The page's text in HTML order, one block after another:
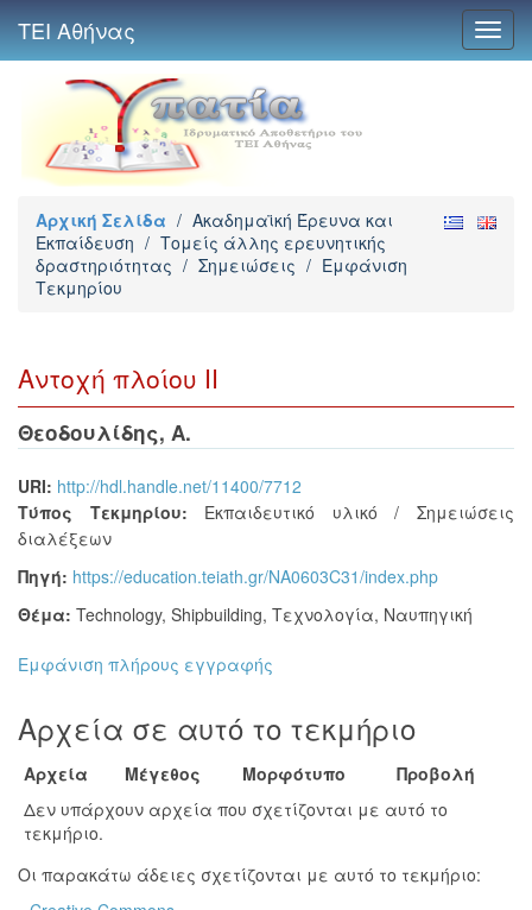
ΤΕΙ Αθήνας
Αρχική Σελίδα / Ακαδημαϊκή Έρευνα και
Εκπαίδευση / Τομείς άλλης ερευνητικής
δραστηριότητας / Σημειώσεις / Εμφάνιση
Τεκμηρίου
Αντοχή πλοίου ΙΙ
Θεοδουλίδης, Α.
URI: http://hdl.handle.net/11400/7712
Τύπος Τεκμηρίου:
Εκπαιδευτικό υλικό / Σημειώσεις
διαλέξεων
Πηγή: https://education.teiath.gr/NA0603C31/index.php
Θέμα: Technology, Shipbuilding, Τεχνολογία, Ναυπηγική
Εμφάνιση πλήρους εγγραφής
Αρχεία σε αυτό το τεκμήριο
Αρχεία Μέγεθος Μορφότυπο
Προβολή
Δεν υπάρχουν αρχεία που σχετίζονται με αυτό το
τεκμήριο.
Οι παρακάτω άδειες σχετίζονται με αυτό το τεκμήριο: